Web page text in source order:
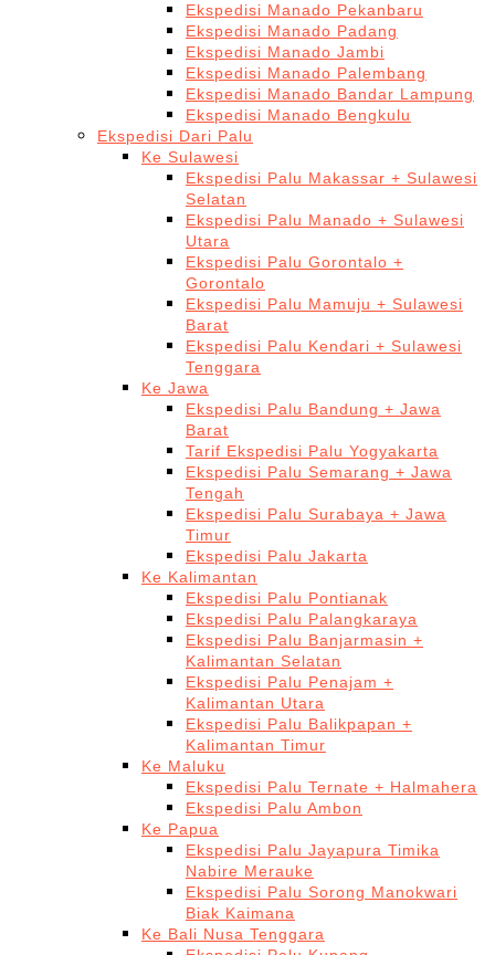
Ekspedisi Manado Pekanbaru
Ekspedisi Manado Padang
Ekspedisi Manado Jambi
Ekspedisi Manado Palembang
Ekspedisi Manado Bandar Lampung
Ekspedisi Manado Bengkulu
Ekspedisi Dari Palu
Ke Sulawesi
Ekspedisi Palu Makassar + Sulawesi
Selatan
Ekspedisi Palu Manado + Sulawesi
Utara
Ekspedisi Palu Gorontalo +
Gorontalo
Ekspedisi Palu Mamuju + Sulawesi
Barat
Ekspedisi Palu Kendari + Sulawesi
Tenggara
Ke Jawa
Ekspedisi Palu Bandung + Jawa
Barat
Tarif Ekspedisi Palu Yogyakarta
Ekspedisi Palu Semarang + Jawa
Tengah
Ekspedisi Palu Surabaya + Jawa
Timur
Ekspedisi Palu Jakarta
Ke Kalimantan
Ekspedisi Palu Pontianak
Ekspedisi Palu Palangkaraya
Ekspedisi Palu Banjarmasin +
Kalimantan Selatan
Ekspedisi Palu Penajam +
Kalimantan Utara
Ekspedisi Palu Balikpapan +
Kalimantan Timur
Ke Maluku
Ekspedisi Palu Ternate + Halmahera
Ekspedisi Palu Ambon
Ke Papua
Ekspedisi Palu Jayapura Timika
Nabire Merauke
Ekspedisi Palu Sorong Manokwari
Biak Kaimana
Ke Bali Nusa Tenggara